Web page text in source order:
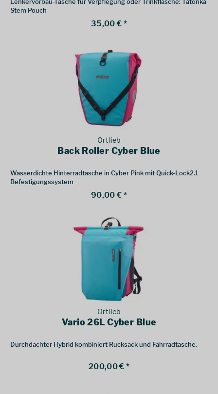
Stem Pouch
35,00 € *
Ortlieb
Back Roller Cyber Blue
Wasserdichte Hinterradtasche in Cyber Pink mit Quick-Lock2.1
Befestigungssystem
90,00 € *
Ortlieb
Vario 26L Cyber Blue
Durchdachter Hybrid kombiniert Rucksack und Fahrradtasche.
200,00 € *